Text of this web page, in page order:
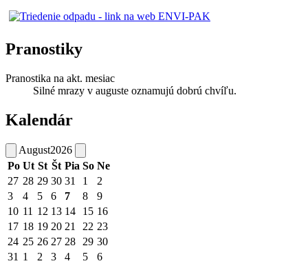
Pranostiky
Pranostika na akt. mesiac
Silné mrazy v auguste oznamujú dobrú chvíľu.
Kalendár
August2026
Po Ut St Št Pia So Ne
27 28 29 30 31 1
2
3
4 5 6 7 8
9
10 11 12 13 14 15 16
17 18 19 20 21 22 23
24 25 26 27 28 29 30
31 1 2 3 4 5 6